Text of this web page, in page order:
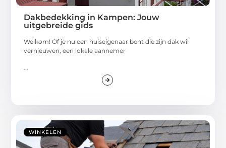
Dakbedekking in Kampen: Jouw
uitgebreide gids
Welkom! Of je nu een huiseigenaar bent die zijn dak wil
vernieuwen, een lokale aannemer
WINKELEN